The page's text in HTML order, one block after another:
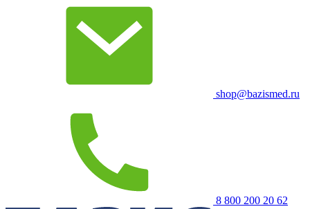
shop@bazismed.ru
8 800 200 20 62